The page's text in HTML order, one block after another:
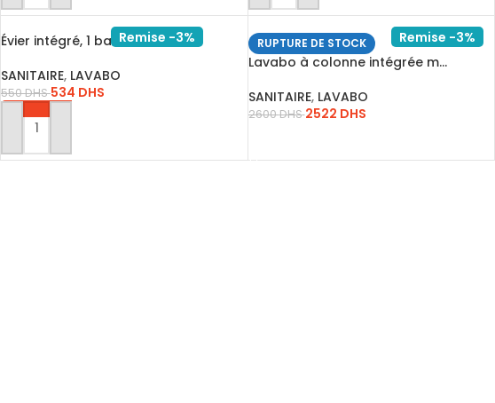
Remise -3%
Évier intégré, 1 bac avec �…
SANITAIRE, LAVABO
550DHS 534 DHS
AJOUTER AU PANIER
Remise -3%
RUPTURE DE STOCK
Lavabo à colonne intégrée m…
SANITAIRE, LAVABO
2600DHS2522 DHS